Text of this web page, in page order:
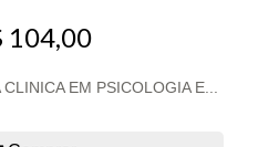
104,00
EM PSICOLOGIA E...